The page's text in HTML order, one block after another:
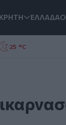
ΚΡΗΤΗ ΕΛΛΑΔΑ
25 °C